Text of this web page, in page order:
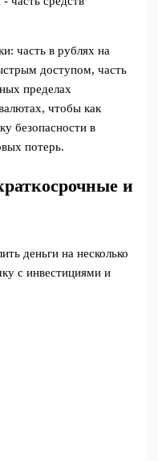
часть в рублях на
доступом, часть
пределах
чтобы как
безопасности в
потерь.
и
деньги на несколько
с инвестициями и